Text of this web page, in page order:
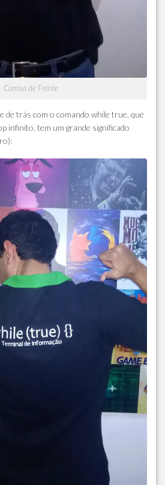
Camisa de Frente
de trás com o comando while true, que
infinito, tem um grande significado